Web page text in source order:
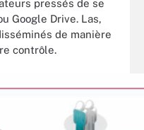
pressés de se
Google Drive. Las,
de manière
contrôle.